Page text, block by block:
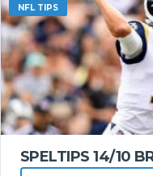
NFL TIPS
SPELTIPS 14/10